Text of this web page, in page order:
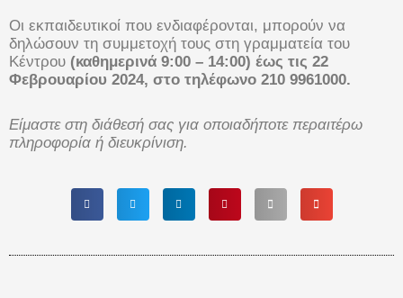
Οι εκπαιδευτικοί που ενδιαφέρονται, μπορούν να
δηλώσουν τη συμμετοχή τους στη γραμματεία του
Κέντρου (καθημερινά 9:00 – 14:00) έως τις 22
Φεβρουαρίου 2024, στο τηλέφωνο 210 9961000.
Είμαστε στη διάθεσή σας για οποιαδήποτε περαιτέρω
πληροφορία ή διευκρίνιση.